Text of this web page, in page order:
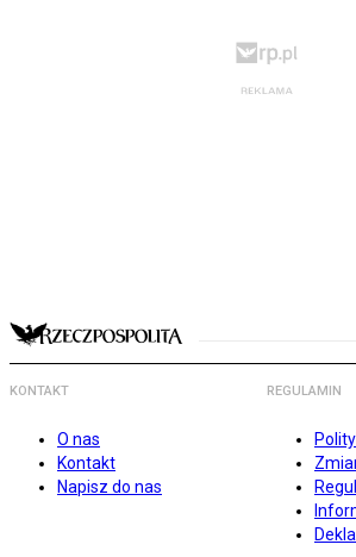
KONTAKT
O nas
Kontakt
Napisz do nas
REGULAMIN